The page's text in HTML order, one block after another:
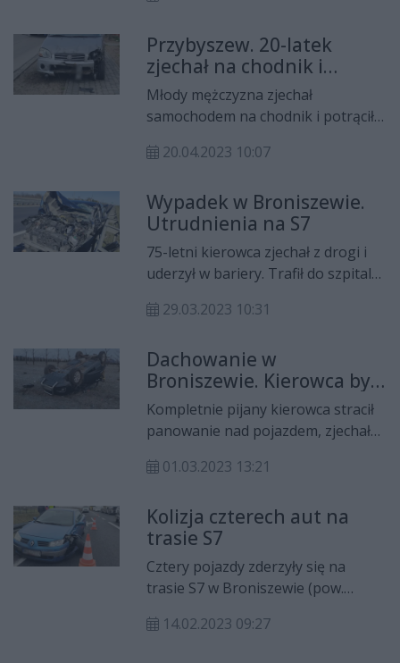
Przybyszew. 20-latek
zjechał na chodnik i
potrącił pieszą
Młody mężczyzna zjechał
samochodem na chodnik i potrącił
Przybyszewie koło Promnej.
20.04.2023 10:07
Wypadek w Broniszewie.
Utrudnienia na S7
75-letni kierowca zjechał z drogi i
uderzył w bariery. Trafił do szpitala.
występują utrudnienia.
29.03.2023 10:31
Dachowanie w
Broniszewie. Kierowca był
pijany
Kompletnie pijany kierowca stracił
panowanie nad pojazdem, zjechał
do szpitala. Do wypadku doszło w
01.03.2023 13:21
Kolizja czterech aut na
trasie S7
Cztery pojazdy zderzyły się na
trasie S7 w Broniszewie (pow.
Droga jest już przejezdna.
14.02.2023 09:27